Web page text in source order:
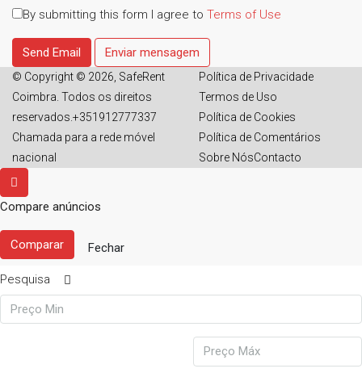
By submitting this form I agree to Terms of Use
Send Email Enviar mensagem
© Copyright © 2026, SafeRent
Coimbra. Todos os direitos
reservados.+351912777337
Chamada para a rede móvel
nacional
Política de Privacidade
Termos de Uso
Política de Cookies
Política de Comentários
Sobre NósContacto
Compare anúncios
Comparar Fechar
Pesquisa